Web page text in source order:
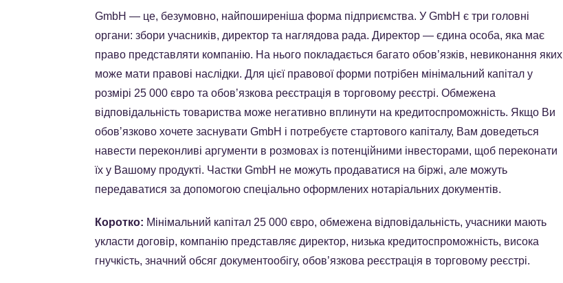
GmbH — це, безумовно, найпоширеніша форма підприємства. У GmbH є три головні
органи: збори учасників, директор та наглядова рада. Директор — єдина особа, яка має
право представляти компанію. На нього покладається багато обовʼязків, невиконання яких
може мати правові наслідки. Для цієї правової форми потрібен мінімальний капітал у
розмірі 25 000 євро та обовʼязкова реєстрація в торговому реєстрі. Обмежена
відповідальність товариства може негативно вплинути на кредитоспроможність. Якщо Ви
обовʼязково хочете заснувати GmbH і потребуєте стартового капіталу, Вам доведеться
навести переконливі аргументи в розмовах із потенційними інвесторами, щоб переконати
їх у Вашому продукті. Частки GmbH не можуть продаватися на біржі, але можуть
передаватися за допомогою спеціально оформлених нотаріальних документів.
Коротко: Мінімальний капітал 25 000 євро, обмежена відповідальність, учасники мають
укласти договір, компанію представляє директор, низька кредитоспроможність, висока
гнучкість, значний обсяг документообігу, обовʼязкова реєстрація в торговому реєстрі.